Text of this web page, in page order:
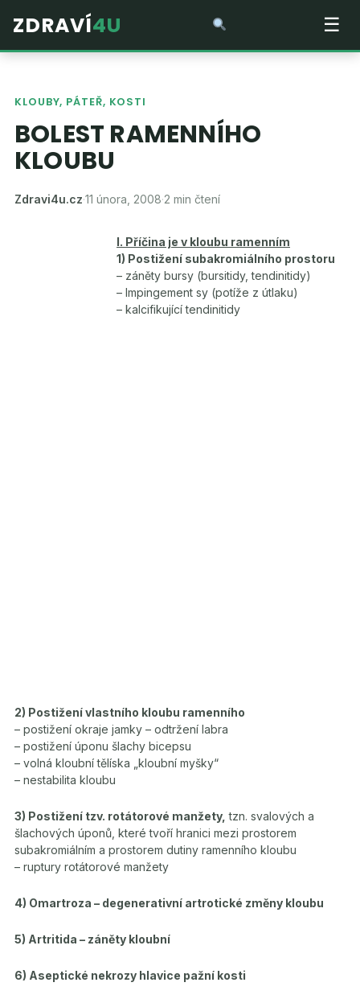
ZDRAVÍ4U ☰
KLOUBY, PÁTEŘ, KOSTI
BOLEST RAMENNÍHO
KLOUBU
Zdravi4u.cz·11 února, 2008·2 min čtení
I. Příčina je v kloubu ramenním
1) Postižení subakromiálního prostoru
– záněty bursy (bursitidy, tendinitidy)
– Impingement sy (potíže z útlaku)
– kalcifikující tendinitidy
2) Postižení vlastního kloubu ramenního
– postižení okraje jamky – odtržení labra
– postižení úponu šlachy bicepsu
– volná kloubní tělíska „kloubní myšky“
– nestabilita kloubu
3) Postižení tzv. rotátorové manžety, tzn. svalových a
šlachových úponů, které tvoří hranici mezi prostorem
subakromiálním a prostorem dutiny ramenního kloubu
– ruptury rotátorové manžety
4) Omartroza – degenerativní artrotické změny kloubu
5) Artritida – záněty kloubní
6) Aseptické nekrozy hlavice pažní kosti